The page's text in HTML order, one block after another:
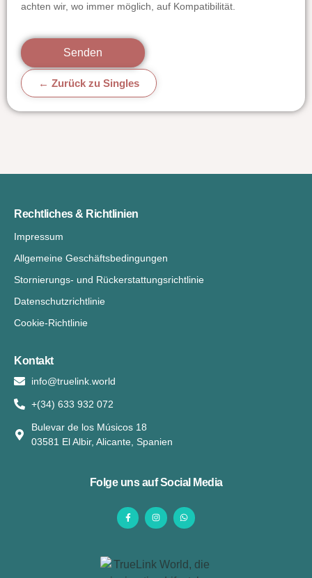
achten wir, wo immer möglich, auf Kompatibilität.
Senden
← Zurück zu Singles
Rechtliches & Richtlinien
Impressum
Allgemeine Geschäftsbedingungen
Stornierungs- und Rückerstattungsrichtlinie
Datenschutzrichtlinie
Cookie-Richtlinie
Kontakt
info@truelink.world
+(34) 633 932 072
Bulevar de los Músicos 18
03581 El Albir, Alicante, Spanien
Folge uns auf Social Media